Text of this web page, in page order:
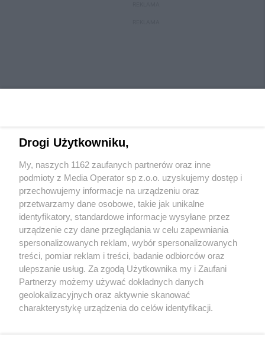
Wydawca mediówlokalnych
Nie zapomnij
zapoznać się z:
polityką prywatności
Twojemiasto
Piekary Śląskie
Chorzów
Tarnowskie Góry
Skontaktuj się z nami
Kontakt
Redakcja
Newsletter
Drogi Użytkowniku,
My, naszych 1162 zaufanych partnerów oraz inne
podmioty z Media Operator sp z.o.o. uzyskujemy dostęp i
przechowujemy informacje na urządzeniu oraz
przetwarzamy dane osobowe, takie jak unikalne
identyfikatory, standardowe informacje wysyłane przez
urządzenie czy dane przeglądania w celu zapewniania
spersonalizowanych reklam, wybór spersonalizowanych
treści, pomiar reklam i treści, badanie odbiorców oraz
ulepszanie usług. Za zgodą Użytkownika my i Zaufani
Partnerzy możemy używać dokładnych danych
geolokalizacyjnych oraz aktywnie skanować
charakterystykę urządzenia do celów identyfikacji.